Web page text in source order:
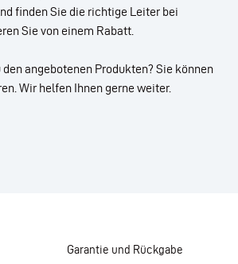
finden Sie die richtige Leiter bei
Sie von einem Rabatt.
den angebotenen Produkten? Sie können
Wir helfen Ihnen gerne weiter.
Garantie und Rückgabe